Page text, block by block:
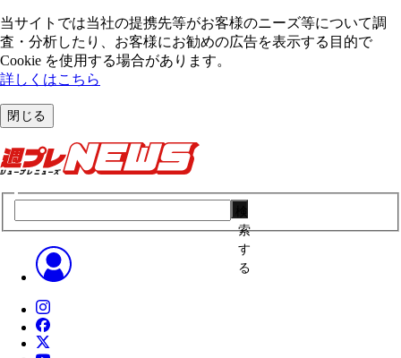
当サイトでは当社の提携先等がお客様のニーズ等について調
査・分析したり、お客様にお勧めの広告を表⽰する⽬的で
Cookie を使⽤する場合があります。
詳しくはこちら
閉じる
索
す
る